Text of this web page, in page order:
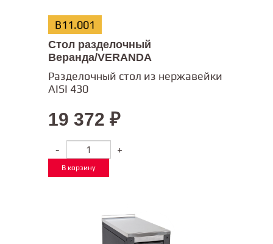
В11.001
Стол разделочный
Веранда/VERANDA
Разделочный стол из нержавейки
AISI 430
19 372 ₽
- +
В корзину